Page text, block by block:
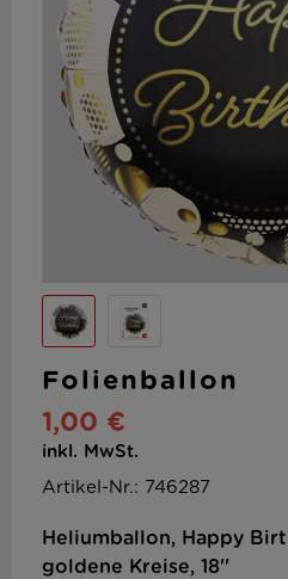
Folienballon
1,00 €
inkl. MwSt.
Artikel-Nr.: 746287
Heliumballon, Happy
goldene Kreise, 18''